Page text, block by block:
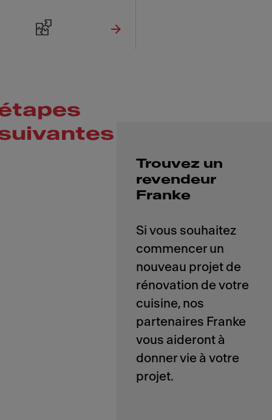
Trouvez un
revendeur
Franke
Si vous souhaitez
commencer un
nouveau projet de
rénovation de votre
cuisine, nos
partenaires Franke
vous aideront à
donner vie à votre